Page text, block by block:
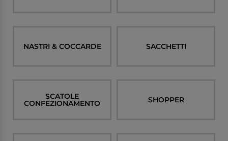
NASTRI & COCCARDE SACCHETTI
SCATOLE
CONFEZIONAMENTO SHOPPER